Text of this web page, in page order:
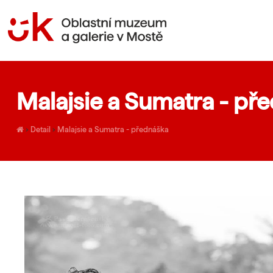
Malajsie a Sumatra -
› Detail › Malajsie a Sumatra - přednáška